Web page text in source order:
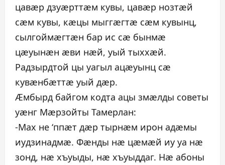
цавæр дзуæрттæм кувы, цавæр нозтæй
сæм кувы, кæцы мыггæгтæ сæм кувынц,
сылгоймæгтæн бар ис сæ бынмæ
цæуынæн æви нæй, уый тыххæй.
Радзырдтой цы уагыл ацæуынц сæ
кувæнбæттæ уый дæр.
Æмбырд байгом кодта ацы змæлды советы
уæнг Мæрзойты Тамерлан:
-Мах не ‘ппæт дæр тырнæм ирон адæмы
иудзинадмæ. Фæнды нæ цæмæй иу уа нæ
зонд, нæ хъуыды, нæ хъуыддаг. Нæ абоны